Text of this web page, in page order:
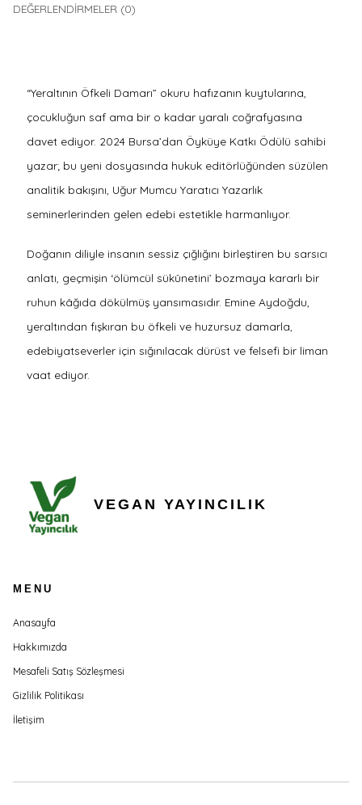
DEĞERLENDIRMELER (0)
“Yeraltının Öfkeli Damarı” okuru hafızanın kuytularına,
çocukluğun saf ama bir o kadar yaralı coğrafyasına
davet ediyor. 2024 Bursa’dan Öyküye Katkı Ödülü sahibi
yazar; bu yeni dosyasında hukuk editörlüğünden süzülen
analitik bakışını, Uğur Mumcu Yaratıcı Yazarlık
seminerlerinden gelen edebi estetikle harmanlıyor.
Doğanın diliyle insanın sessiz çığlığını birleştiren bu sarsıcı
anlatı, geçmişin ‘ölümcül sükûnetini’ bozmaya kararlı bir
ruhun kâğıda dökülmüş yansımasıdır. Emine Aydoğdu,
yeraltından fışkıran bu öfkeli ve huzursuz damarla,
edebiyatseverler için sığınılacak dürüst ve felsefi bir liman
vaat ediyor.
VEGAN YAYINCILIK
MENU
Anasayfa
Hakkımızda
Mesafeli Satış Sözleşmesi
Gizlilik Politikası
İletişim